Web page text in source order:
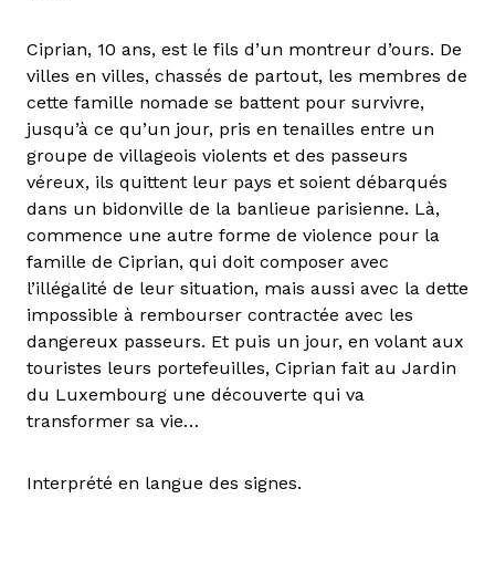
Ciprian, 10 ans, est le fils d’un montreur d’ours. De
villes en villes, chassés de partout, les membres de
cette famille nomade se battent pour survivre,
jusqu’à ce qu’un jour, pris en tenailles entre un
groupe de villageois violents et des passeurs
véreux, ils quittent leur pays et soient débarqués
dans un bidonville de la banlieue parisienne. Là,
commence une autre forme de violence pour la
famille de Ciprian, qui doit composer avec
l’illégalité de leur situation, mais aussi avec la dette
impossible à rembourser contractée avec les
dangereux passeurs. Et puis un jour, en volant aux
touristes leurs portefeuilles, Ciprian fait au Jardin
du Luxembourg une découverte qui va
transformer sa vie…
Interprété en langue des signes.